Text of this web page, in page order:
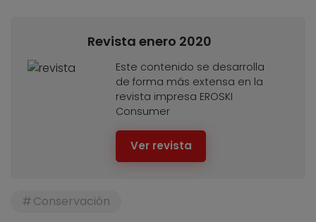
Revista enero 2020
Este contenido se desarrolla
de forma más extensa en la
revista impresa EROSKI
Consumer
Ver revista
Conservación